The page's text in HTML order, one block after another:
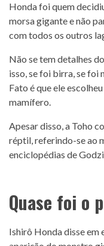
Honda foi quem
morsa gigante e não
com todos os outros
Não se tem detalhes
isso, se foi birra, se foi
Fato é que ele
mamífero.
Apesar disso, a Toho
réptil, referindo-se ao
enciclopédias de
Quase foi o
Ishirô Honda disse em